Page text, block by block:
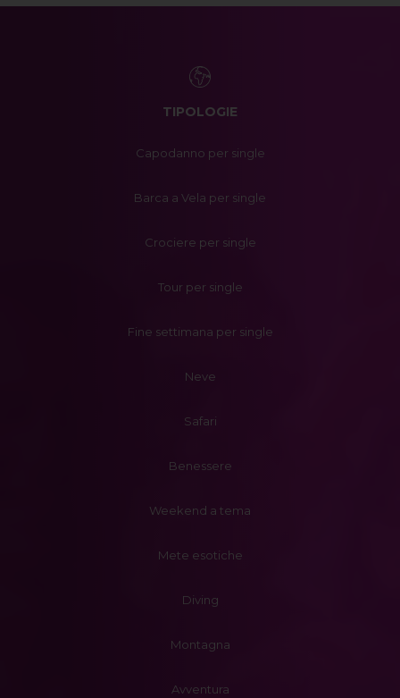
TIPOLOGIE
Capodanno per single
Barca a Vela per single
Crociere per single
Tour per single
Fine settimana per single
Neve
Safari
Benessere
Weekend a tema
Mete esotiche
Diving
Montagna
Avventura